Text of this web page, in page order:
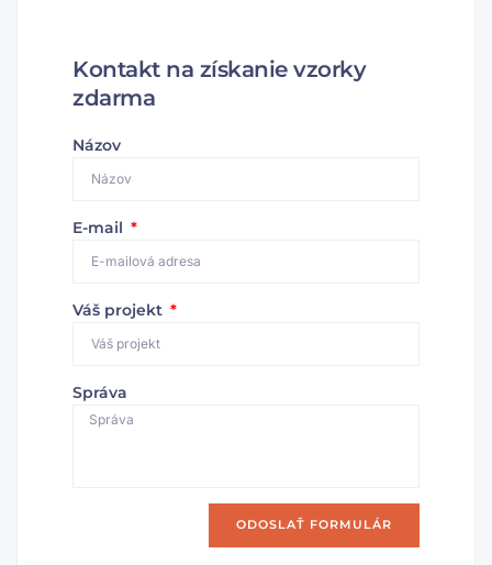
Kontakt na získanie vzorky
zdarma
Názov
E-mail
Váš projekt
Správa
ODOSLAŤ FORMULÁR